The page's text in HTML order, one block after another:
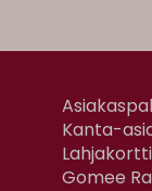
Kanta-
Lahjakortti
Gomee